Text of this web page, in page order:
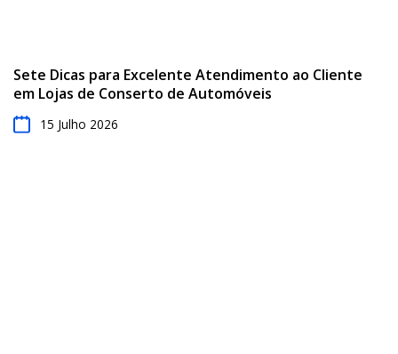
Sete Dicas para Excelente Atendimento ao Cliente
em Lojas de Conserto de Automóveis
15 Julho 2026